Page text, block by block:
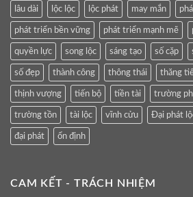
lâu dài lộc lộc lộc phát may mắn
phát triển bền vững phát triển mạnh mẽ
quyền lực song lộc sáng tạo số cặp
số đẹp thành công thông thái thăng
thịnh vượng tiến bộ tiền tài trường
trường tồn tài lộc vĩnh cửu Đại phát
đại phát ổn định
CAM KẾT - TRÁCH NHIỆM